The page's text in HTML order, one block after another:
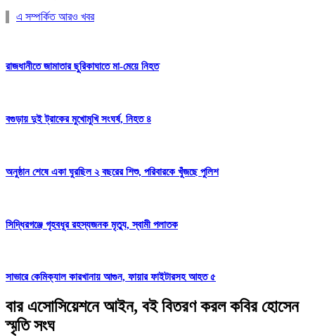
এ সম্পর্কিত আরও খবর
রাজধানীতে জামাতার ছুরিকাঘাতে মা-মেয়ে নিহত
বগুড়ায় দুই ট্রাকের মুখোমুখি সংঘর্ষ, নিহত ৪
অনুষ্ঠান শেষে একা ঘুরছিল ২ বছরের শিশু, পরিবারকে খুঁজছে পুলিশ
সিদ্ধিরগঞ্জে গৃহবধূর রহস্যজনক মৃত্যু, স্বামী পলাতক
সাভারে কেমিক্যাল কারখানায় আগুন, ফায়ার ফাইটারসহ আহত ৫
বার এসোসিয়েশনে আইন, বই বিতরণ করল কবির হোসেন
স্মৃতি সংঘ